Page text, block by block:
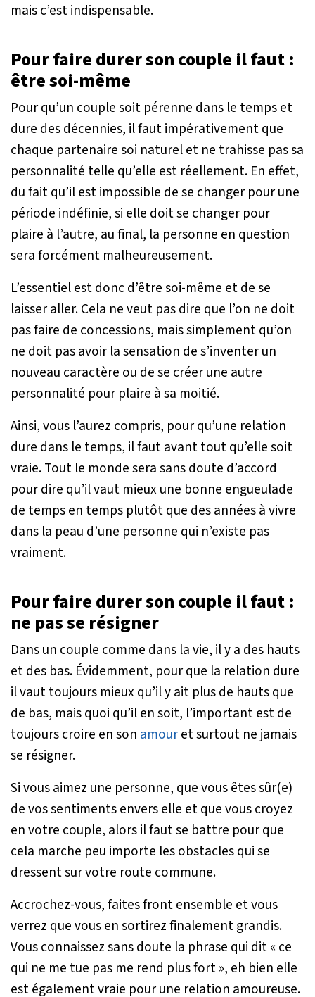
mais c’est indispensable.
Pour faire durer son couple il faut :
être soi-même
Pour qu’un couple soit pérenne dans le temps et
dure des décennies, il faut impérativement que
chaque partenaire soi naturel et ne trahisse pas sa
personnalité telle qu’elle est réellement. En effet,
du fait qu’il est impossible de se changer pour une
période indéfinie, si elle doit se changer pour
plaire à l’autre, au final, la personne en question
sera forcément malheureusement.
L’essentiel est donc d’être soi-même et de se
laisser aller. Cela ne veut pas dire que l’on ne doit
pas faire de concessions, mais simplement qu’on
ne doit pas avoir la sensation de s’inventer un
nouveau caractère ou de se créer une autre
personnalité pour plaire à sa moitié.
Ainsi, vous l’aurez compris, pour qu’une relation
dure dans le temps, il faut avant tout qu’elle soit
vraie. Tout le monde sera sans doute d’accord
pour dire qu’il vaut mieux une bonne engueulade
de temps en temps plutôt que des années à vivre
dans la peau d’une personne qui n’existe pas
vraiment.
Pour faire durer son couple il faut :
ne pas se résigner
Dans un couple comme dans la vie, il y a des hauts
et des bas. Évidemment, pour que la relation dure
il vaut toujours mieux qu’il y ait plus de hauts que
de bas, mais quoi qu’il en soit, l’important est de
toujours croire en son amouret surtout ne jamais
se résigner.
Si vous aimez une personne, que vous êtes sûr(e)
de vos sentiments envers elle et que vous croyez
en votre couple, alors il faut se battre pour que
cela marche peu importe les obstacles qui se
dressent sur votre route commune.
Accrochez-vous, faites front ensemble et vous
verrez que vous en sortirez finalement grandis.
Vous connaissez sans doute la phrase qui dit« ce
qui ne me tue pas me rend plus fort », eh bien elle
est également vraie pour une relation amoureuse.